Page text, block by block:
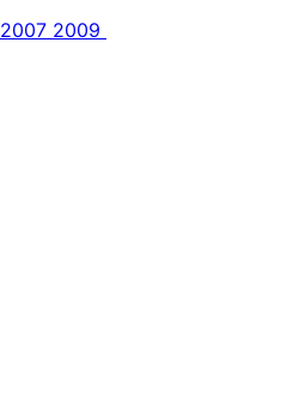
2007 2009